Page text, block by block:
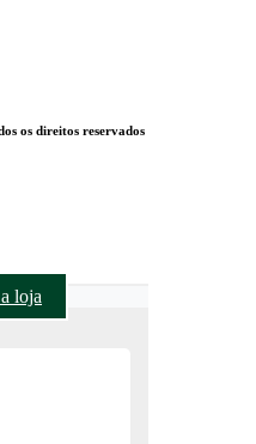
os direitos reservados
loja